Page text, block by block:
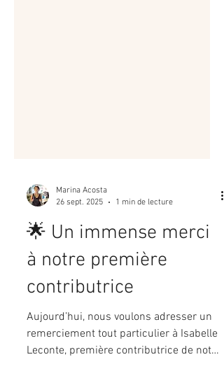
26 sept. 2025
1 min de lecture
🌟 Un immense merci
à notre première
contributrice
Aujourd’hui, nous voulons adresser un